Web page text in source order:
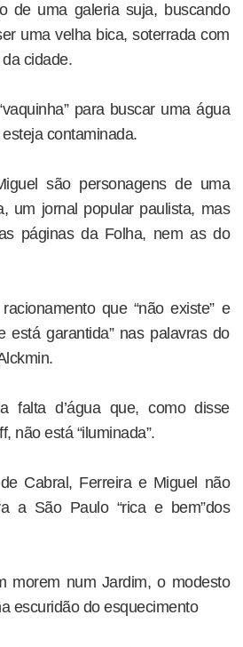
de uma galeria suja, buscando
uma velha bica, soterrada com
cidade.
para buscar uma água
contaminada.
são personagens de uma
um jornal popular paulista, mas
páginas da Folha, nem as do
que “não existe” e
está garantida” nas palavras do
falta d’água que, como disse
não está “iluminada”.
Cabral, Ferreira e Miguel não
a São Paulo “rica e bem”dos
morem num Jardim, o modesto
escuridão do esquecimento